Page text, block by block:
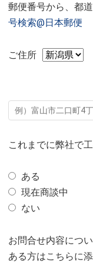
郵便番号から、都
号検索@日本郵便
ご住所
これまでに弊社で
ある
現在商談中
ない
お問合せ内容につ
ある方はこちらに